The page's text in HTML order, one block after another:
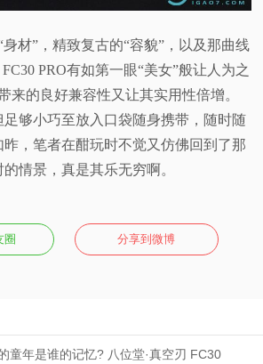
材”，精致复古的“容貌”，以及那曲线
PRO有如第一眼“美女”般让人为之
来的良好兼容性又让其实用性倍增。
足够小巧至放入口袋随身携带，随时随
，笔者在酣玩时不觉又仿佛回到了那
情景，真是其乐无穷啊。
圈 分享到微博
童年是谁的记忆? 八位堂·真空刃 FC30